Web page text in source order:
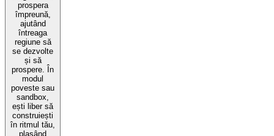
prospera
împreună,
ajutând
întreaga
regiune să
se dezvolte
și să
prospere. În
modul
poveste sau
sandbox,
ești liber să
construiești
în ritmul tău,
plasând